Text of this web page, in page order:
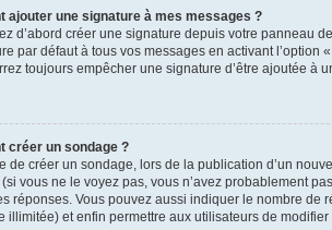
ajouter une signature à mes messages ?
d’abord créer une signature depuis votre panneau
par défaut à tous vos messages en activant l’option
toujours empêcher une signature d’être ajoutée à
créer un sondage ?
de créer un sondage, lors de la publication d’un
vous ne le voyez pas, vous n’avez probablement
réponses. Vous pouvez aussi indiquer le nombre de
illimitée) et enfin permettre aux utilisateurs de modifier